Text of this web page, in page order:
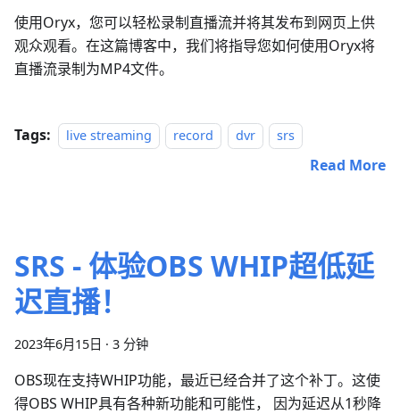
使用Oryx，您可以轻松录制直播流并将其发布到网页上供
观众观看。在这篇博客中，我们将指导您如何使用Oryx将
直播流录制为MP4文件。
Tags: live streaming record dvr srs
Read More
SRS - 体验OBS WHIP超低延
迟直播！
2023年6月15日 · 3 分钟
OBS现在支持WHIP功能，最近已经合并了这个补丁。这使
得OBS WHIP具有各种新功能和可能性， 因为延迟从1秒降